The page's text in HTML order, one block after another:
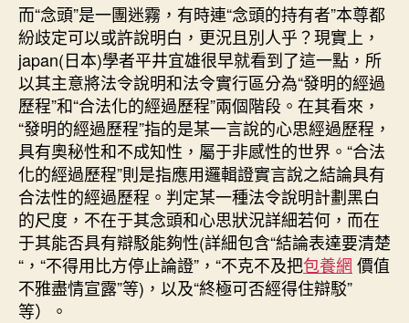
而“念頭”是一團迷霧，有時連“念頭的持有者”本尊都
紛歧定可以或許說明白，更況且別人乎？現實上，
japan(日本)學者平井宜雄很早就看到了這一點，所
以其主意將法令說明和法令實行區分為“發明的經過
歷程”和“合法化的經過歷程”兩個階段。在其看來，
“發明的經過歷程”指的是某一言說的心思經過歷程，
具有奧秘性和不成知性，屬于非感性的世界。“合法
化的經過歷程”則是指應用邏輯證實言說之結論具有
合法性的經過歷程。判定某一種法令說明計劃黑白
的尺度，不在于其念頭和心思狀況詳細若何，而在
于其能否具有辯駁能夠性(詳細包含“結論表達要清楚
“，“不得用比方停止論證”，“不克不及把包養網 價值
不雅盡情宣露”等)，以及“終極可否經得住辯駁”
等）。